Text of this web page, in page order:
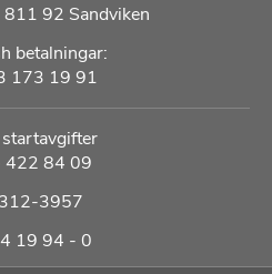
92 Sandviken
betalningar:
173 19 91
422 84 09
3957
19 94 - 0